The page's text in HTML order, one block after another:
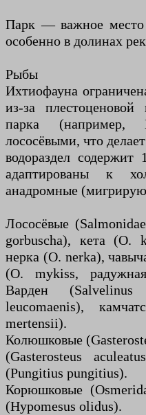
Парк — важное место
особенно в долинах
Рыбы
Ихтиофауна
из-за
парка (например,
лососёвыми, что
водораздел
адаптированы к
анадромные
Лососёвые
gorbuscha), кета (O.
нерка (O. nerka),
(O. mykiss,
Варден
leucomaenis),
mertensii).
Колюшковые
(Gasterosteus
(Pungitius pungitius).
Корюшковые
(Hypomesus olidus).